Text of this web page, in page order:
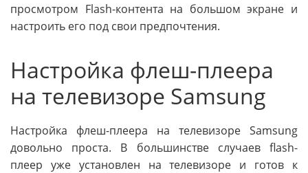
просмотром Flash-контента на большом экране и
настроить его под свои предпочтения.
Настройка флеш-плеера
на телевизоре Samsung
Настройка флеш-плеера на телевизоре Samsung
довольно проста. В большинстве случаев flash-
плеер уже установлен на телевизоре и готов к